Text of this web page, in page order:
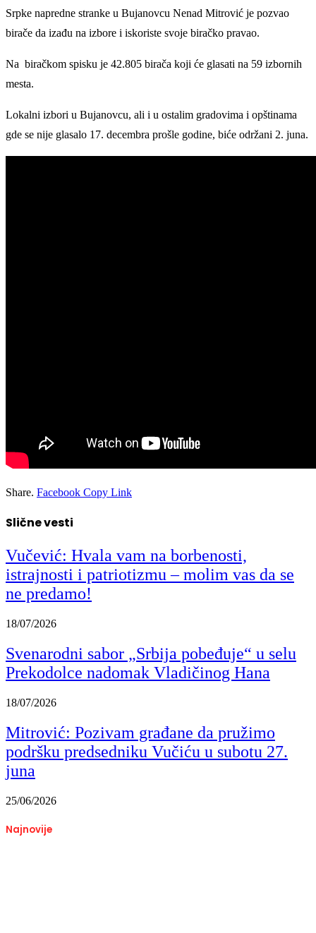
Srpke napredne stranke u Bujanovcu Nenad Mitrović je pozvao
birače da izađu na izbore i iskoriste svoje biračko pravao.
Na biračkom spisku je 42.805 birača koji će glasati na 59 izbornih
mesta.
Lokalni izbori u Bujanovcu, ali i u ostalim gradovima i opštinama
gde se nije glasalo 17. decembra prošle godine, biće održani 2. juna.
Share. Facebook Copy Link
Slične vesti
Vučević: Hvala vam na borbenosti,
istrajnosti i patriotizmu – molim vas da se
ne predamo!
18/07/2026
Svenarodni sabor „Srbija pobeđuje“ u selu
Prekodolce nadomak Vladičinog Hana
18/07/2026
Mitrović: Pozivam građane da pružimo
podršku predsedniku Vučiću u subotu 27.
juna
25/06/2026
Najnovije